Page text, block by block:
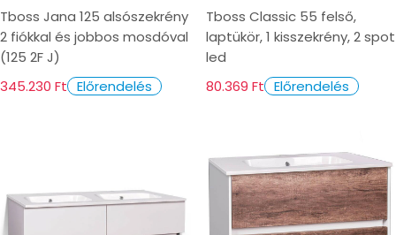
Tboss Jana 125 alsószekrény
2 fiókkal és jobbos mosdóval
(125 2F J)
345.230 Ft Előrendelés
Tboss Classic 55 felső,
laptükör, 1 kisszekrény, 2 spot
led
80.369 Ft Előrendelés